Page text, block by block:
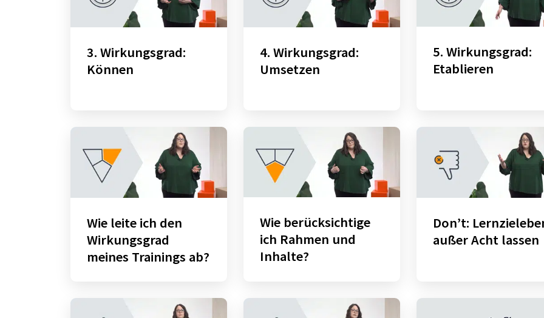
3. Wirkungsgrad:
Können
4. Wirkungsgrad:
Umsetzen
5. Wirkungsgrad:
Etablieren
Wie leite ich den
Wirkungsgrad
meines Trainings ab?
Wie berücksichtige
ich Rahmen und
Inhalte?
Don’t:
außer Acht lassen